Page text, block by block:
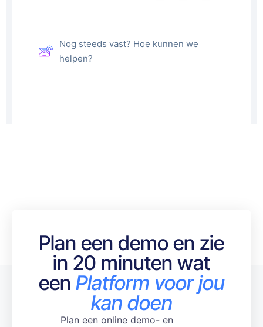
Nog steeds vast? Hoe kunnen we
helpen?
Plan een demo en zie
in 20 minuten wat
een Platform voor jou
kan doen
Plan een online demo- en